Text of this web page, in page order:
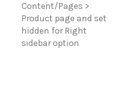
Content/Pages >
Product page and set
hidden for Right
sidebar option